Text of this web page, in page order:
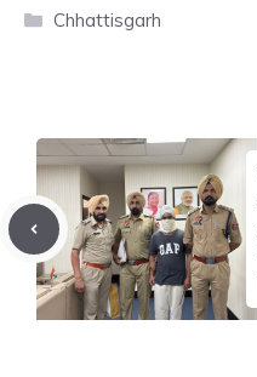
Categories
Chhattisgarh